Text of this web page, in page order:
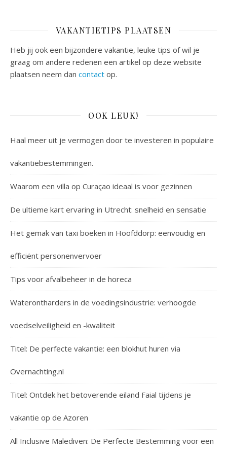
VAKANTIETIPS PLAATSEN
Heb jij ook een bijzondere vakantie, leuke tips of wil je
graag om andere redenen een artikel op deze website
plaatsen neem dan contact op.
OOK LEUK!
Haal meer uit je vermogen door te investeren in populaire
vakantiebestemmingen.
Waarom een villa op Curaçao ideaal is voor gezinnen
De ultieme kart ervaring in Utrecht: snelheid en sensatie
Het gemak van taxi boeken in Hoofddorp: eenvoudig en
efficiënt personenvervoer
Tips voor afvalbeheer in de horeca
Waterontharders in de voedingsindustrie: verhoogde
voedselveiligheid en -kwaliteit
Titel: De perfecte vakantie: een blokhut huren via
Overnachting.nl
Titel: Ontdek het betoverende eiland Faial tijdens je
vakantie op de Azoren
All Inclusive Malediven: De Perfecte Bestemming voor een